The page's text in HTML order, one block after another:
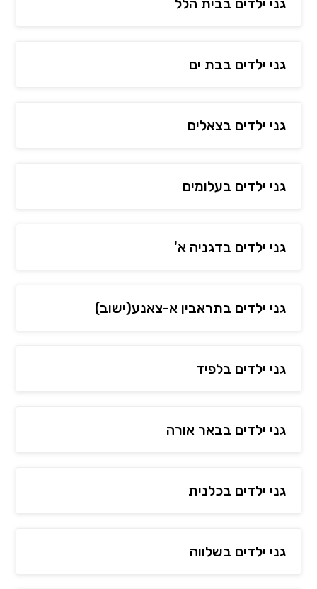
גני ילדים בבית הלל
גני ילדים בבת ים
גני ילדים בצאלים
גני ילדים בעלומים
גני ילדים בדגניה א'
גני ילדים בתראבין א-צאנע(ישוב)
גני ילדים בלפיד
גני ילדים בבאר אורה
גני ילדים בכלנית
גני ילדים בשלווה